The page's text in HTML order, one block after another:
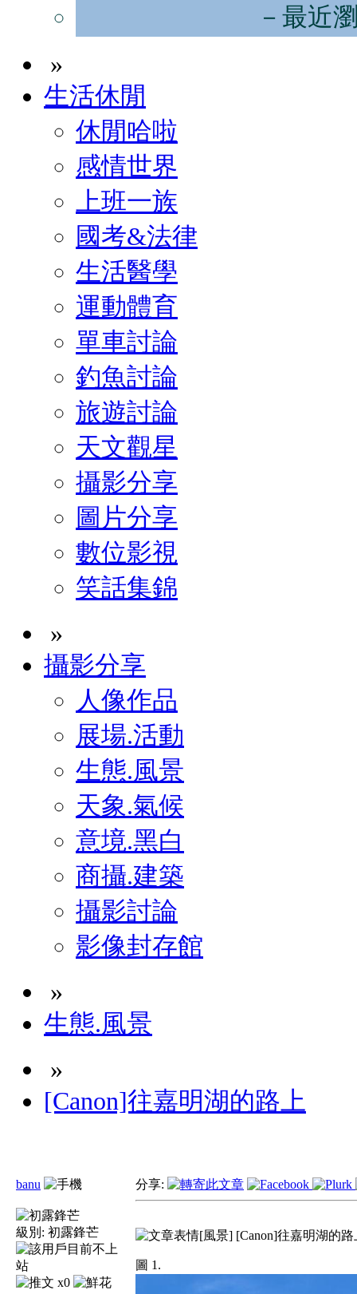
－最近
»
生活休閒
休閒哈啦
感情世界
上班一族
國考&法律
生活醫學
運動體育
單車討論
釣魚討論
旅遊討論
天文觀星
攝影分享
圖片分享
數位影視
笑話集錦
»
攝影分享
人像作品
展場.活動
生態.風景
天象.氣候
意境.黑白
商攝.建築
攝影討論
影像封存館
»
生態.風景
»
[Canon]往嘉明湖的路上
banu
級別: 初露鋒芒
x0
分享:
[風景] [Canon]往嘉明湖的路
圖 1.